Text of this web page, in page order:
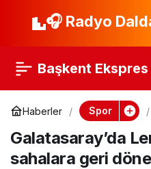
🎧 Radyo
Başkent Ekspres
Haberler Spor
Galatasaray’da
sahalara geri
Süper Lig takımları
harcadı! FIFA’nın
raporu ortaya çıktı